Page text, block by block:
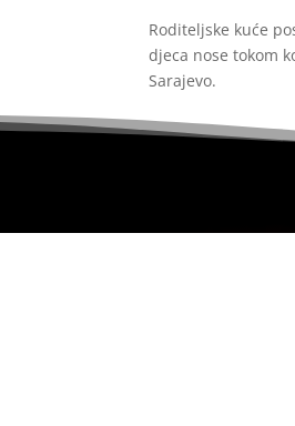
Roditeljske kuće
djeca nose tokom
Sarajevo.